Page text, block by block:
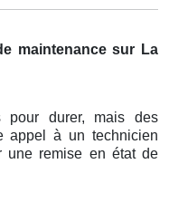
maintenance sur La
pour durer, mais des
appel à un technicien
une remise en état de